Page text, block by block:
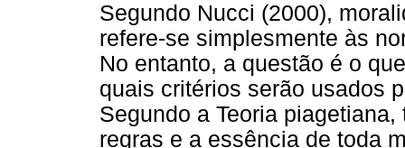
Segundo Nucci (2000),
refere-se simplesmente às
No entanto, a questão é o
quais critérios serão usados
Segundo a Teoria
regras e a essência de toda